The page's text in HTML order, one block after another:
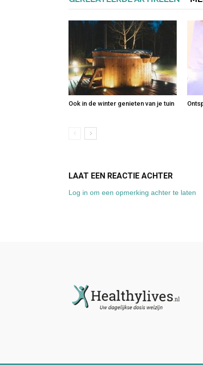
Ook in de winter genieten van je tuin
LAAT EEN REACTIE ACHTER
Log in om een opmerking achter te laten